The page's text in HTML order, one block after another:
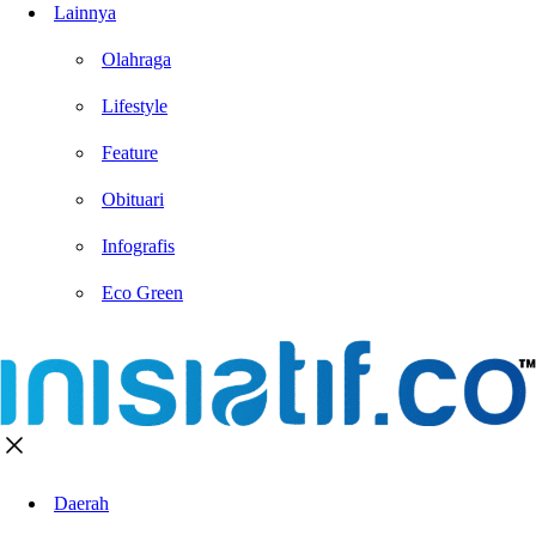
Lainnya
Olahraga
Lifestyle
Feature
Obituari
Infografis
Eco Green
Daerah